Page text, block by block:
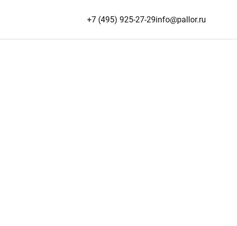
+7 (495) 925-27-29info@pallor.ru